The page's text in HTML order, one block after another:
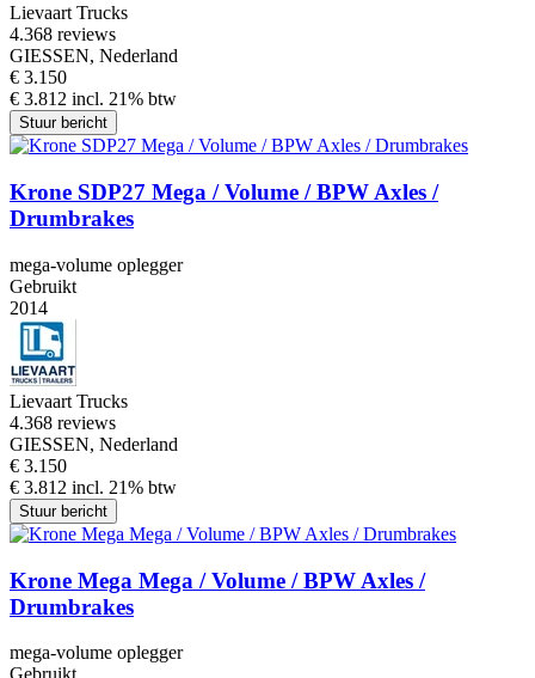
Lievaart Trucks
4.368 reviews
GIESSEN, Nederland
€ 3.150
€ 3.812 incl. 21% btw
Stuur bericht
Krone SDP27 Mega / Volume / BPW Axles /
Drumbrakes
mega-volume oplegger
Gebruikt
2014
Lievaart Trucks
4.368 reviews
GIESSEN, Nederland
€ 3.150
€ 3.812 incl. 21% btw
Stuur bericht
Krone Mega Mega / Volume / BPW Axles /
Drumbrakes
mega-volume oplegger